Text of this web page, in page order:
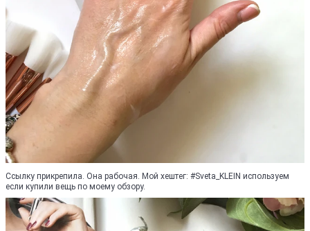
Ссылку прикрепила. Она рабочая. Мой хештег: #Sveta_KLEIN используем
если купили вещь по моему обзору.